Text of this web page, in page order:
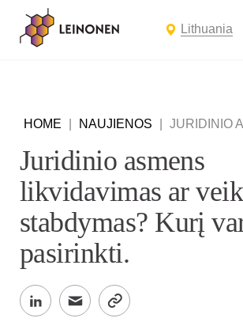
Lithuania
HOME NAUJIENOS JURIDINIO ASMENS LIKVIDAVIMAS AR
Juridinio asmens
likvidavimas ar
stabdymas? Kurį
pasirinkti.